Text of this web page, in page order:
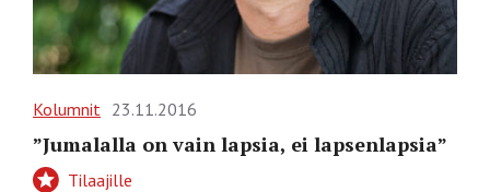
Kolumnit 23.11.2016
”Jumalalla on vain lapsia, ei lapsenlapsia”
Tilaajille